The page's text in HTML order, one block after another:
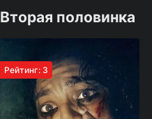
Вторая половинка
Рейтинг: 3